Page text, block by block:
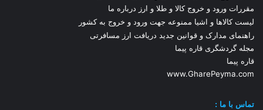
مقررات ورود و خروج کالا و طلا و ارز درباره ما
لیست کالاها و اشیا ممنوعه جهت ورود و خروج به کشور
راهنمای مدارک و قوانین جدید دریافت ارز مسافرتی
مجله گردشگری قاره پیما
قاره پیما
www.GharePeyma.com
تماس با ما :